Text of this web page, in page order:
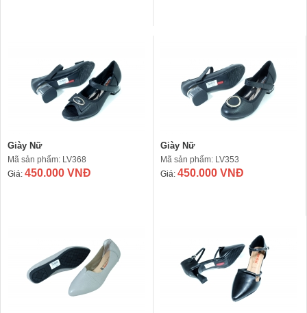
Giày Nữ
Mã sản phẩm: LV368
Giá: 450.000 VNĐ
Giày Nữ
Mã sản phẩm: LV353
Giá: 450.000 VNĐ